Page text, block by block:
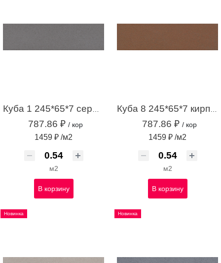
Куба 1 245*65*7 серый (0,54м2 /34шт)
787.86 ₽ / кор
1459 ₽ /м2
м2
В корзину
Куба 8 245*65*7 кирпичный (0,54м2 / 34 шт)
787.86 ₽ / кор
1459 ₽ /м2
м2
В корзину
Новинка Новинка